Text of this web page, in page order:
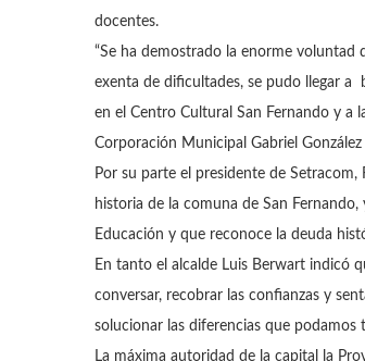
docentes.
“Se ha demostrado la enorme voluntad
exenta de dificultades, se pudo llegar a
en el Centro Cultural San Fernando y a
Corporación Municipal Gabriel
Por su parte el presidente de
historia de la comuna de San
Educación y que reconoce la deuda
En tanto el alcalde Luis Berwart indicó
conversar, recobrar las confianzas y
solucionar las diferencias que podamos
La máxima autoridad de la capital la